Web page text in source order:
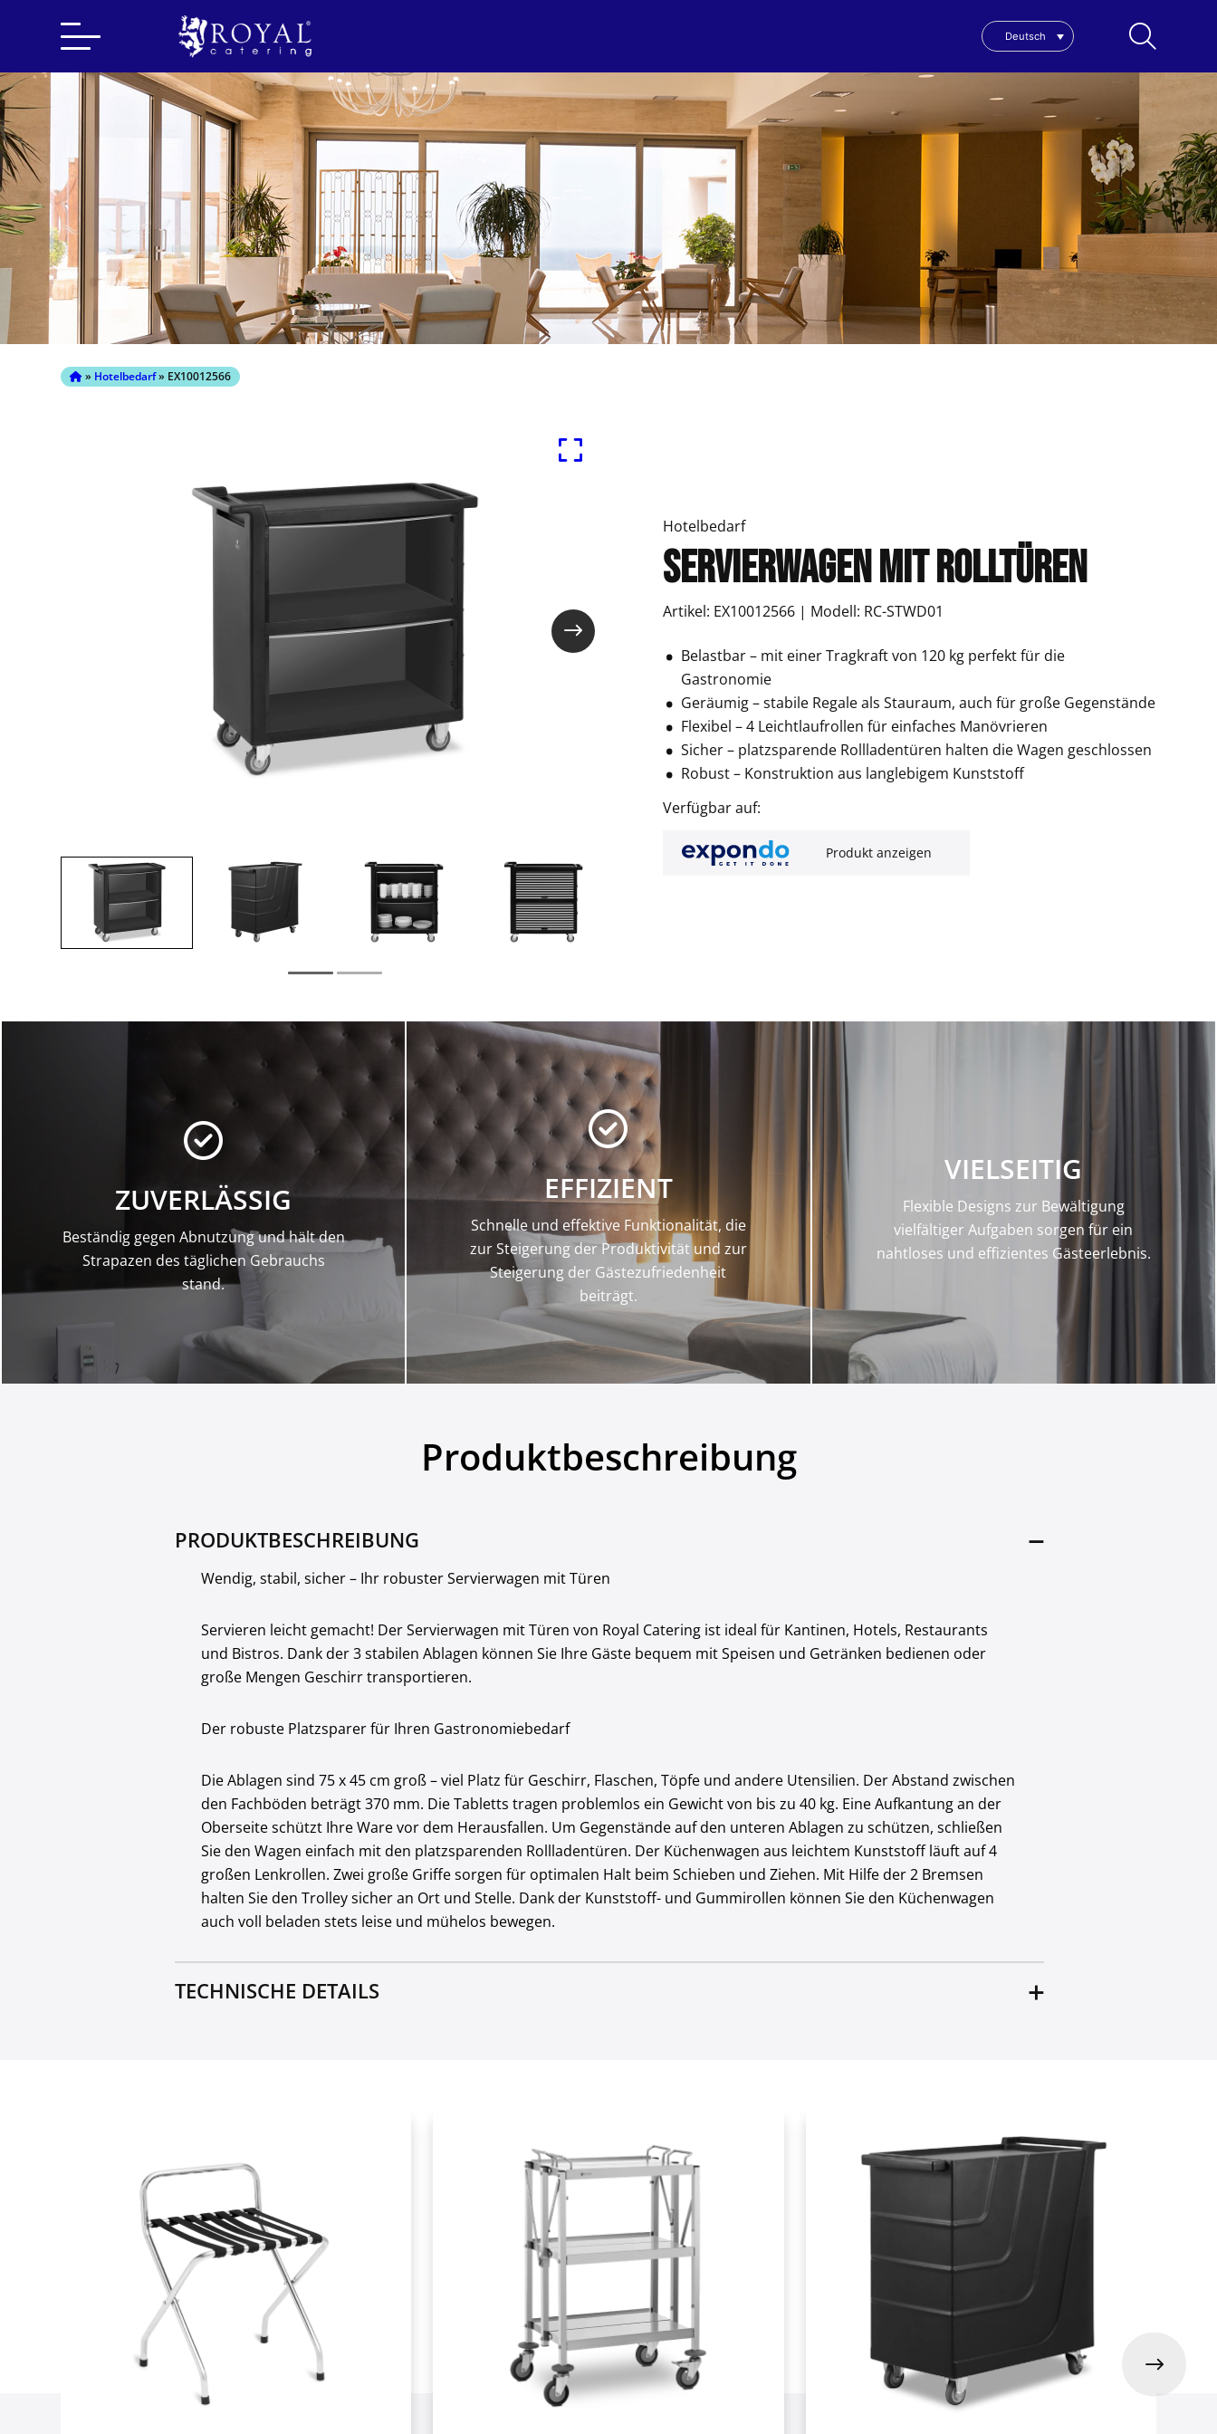
Deutsch
for:
» Hotelbedarf» EX10012566
Hotelbedarf
Servierwagen mit Rolltüren
Artikel: EX10012566 | Modell: RC-STWD01
Belastbar – mit einer Tragkraft von 120 kg perfekt für die
Gastronomie
Geräumig – stabile Regale als Stauraum, auch für große Gegenstände
Flexibel – 4 Leichtlaufrollen für einfaches Manövrieren
Sicher – platzsparende Rollladentüren halten die Wagen geschlossen
Robust – Konstruktion aus langlebigem Kunststoff
Verfügbar auf:
Produkt anzeigen
ZUVERLÄSSIG
Beständig gegen Abnutzung und hält den
Strapazen des täglichen Gebrauchs
stand.
EFFIZIENT
Schnelle und effektive Funktionalität, die
zur Steigerung der Produktivität und zur
Steigerung der Gästezufriedenheit
beiträgt.
VIELSEITIG
Flexible Designs zur Bewältigung
vielfältiger Aufgaben sorgen für ein
nahtloses und effizientes Gästeerlebnis.
Produktbeschreibung
PRODUKTBESCHREIBUNG
Wendig, stabil, sicher – Ihr robuster Servierwagen mit Türen
Servieren leicht gemacht! Der Servierwagen mit Türen von Royal Catering ist ideal für Kantinen, Hotels, Restaurants
und Bistros. Dank der 3 stabilen Ablagen können Sie Ihre Gäste bequem mit Speisen und Getränken bedienen oder
große Mengen Geschirr transportieren.
Der robuste Platzsparer für Ihren Gastronomiebedarf
Die Ablagen sind 75 x 45 cm groß – viel Platz für Geschirr, Flaschen, Töpfe und andere Utensilien. Der Abstand zwischen
den Fachböden beträgt 370 mm. Die Tabletts tragen problemlos ein Gewicht von bis zu 40 kg. Eine Aufkantung an der
Oberseite schützt Ihre Ware vor dem Herausfallen. Um Gegenstände auf den unteren Ablagen zu schützen, schließen
Sie den Wagen einfach mit den platzsparenden Rollladentüren. Der Küchenwagen aus leichtem Kunststoff läuft auf 4
großen Lenkrollen. Zwei große Griffe sorgen für optimalen Halt beim Schieben und Ziehen. Mit Hilfe der 2 Bremsen
halten Sie den Trolley sicher an Ort und Stelle. Dank der Kunststoff- und Gummirollen können Sie den Küchenwagen
auch voll beladen stets leise und mühelos bewegen.
TECHNISCHE DETAILS
Anzahl Einsätze [Stk]
3
Radschutzbecher
NEIN
Versandabmessungen (LxBxH)
107 x 52 x 93,5 cm
Abstand zwischen den Fachböden [mm]
370
Rollendurchmesser [mm]
Höhe der unteren Ablage [cm]
16
Belastbarkeit - Kapazität max. [Kg]
120
Regalabmessungen [cm]
75 x 45